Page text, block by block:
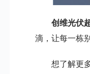
创维光伏
滴，让每一栋
想了解更